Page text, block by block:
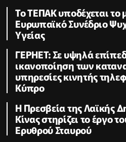
Το ΤΕΠΑΚ υποδέχεται το
Ευρωπαϊκό Συνέδριο
Υγείας
ΓΕΡΗΕΤ: Σε υψηλά
ικανοποίηση των
υπηρεσίες κινητής
Κύπρο
Η Πρεσβεία της Λαϊκής
Κίνας στηρίζει το έργο
Ερυθρού Σταυρού